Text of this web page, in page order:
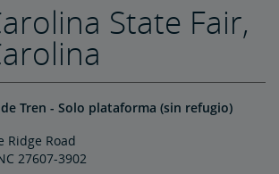
State Fair,
Tren - Solo plataforma (sin refugio)
Ridge Road
27607-3902